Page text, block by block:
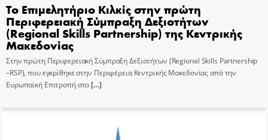
Το Επιμελητήριο Κιλκίς στην πρώτη
Περιφερειακή Σύμπραξη Δεξιοτήτων
(Regional Skills Partnership) της Κεντρικής
Μακεδονίας
Στην πρώτη Περιφερειακή Σύμπραξη Δεξιοτήτων (Regional Skills Partnership
–RSP), που εγκρίθηκε στην Περιφέρεια Κεντρικής Μακεδονίας από την
Ευρωπαϊκή Επιτροπή στο[…]